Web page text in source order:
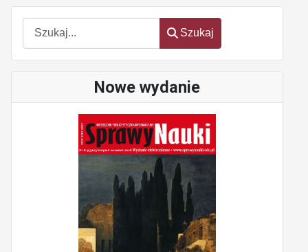
Szukaj
Szukaj
Nowe wydanie